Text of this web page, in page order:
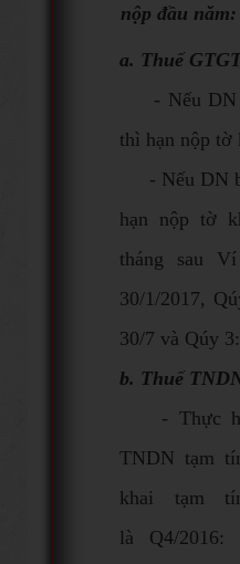
nộp đầu năm:
a. Thuế
- Nếu DN
thì hạn nộp tờ
- Nếu DN
hạn nộp tờ
tháng sau
30/1/2017,
30/7 và Qúy
b. Thuế
- Thực
TNDN tạm
khai tạm
là Q4/2016: